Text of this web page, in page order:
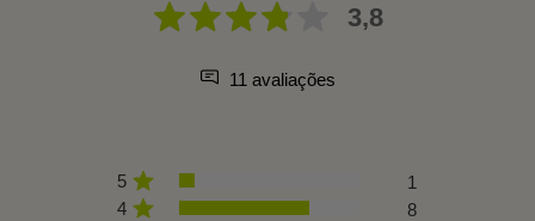
3,8
11 avaliações
5
1
4
8